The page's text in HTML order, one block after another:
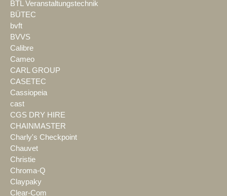
BTL Veranstaltungstechnik
BÜTEC
bvft
BVVS
Calibre
Cameo
CARL GROUP
CASETEC
Cassiopeia
cast
CGS DRY HIRE
CHAINMASTER
Charly's Checkpoint
Chauvet
Christie
Chroma-Q
Claypaky
Clear-Com